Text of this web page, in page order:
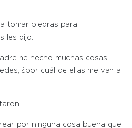
tomar piedras para
les dijo:
he hecho muchas cosas
¿por cuál de ellas me van a
por ninguna cosa buena que